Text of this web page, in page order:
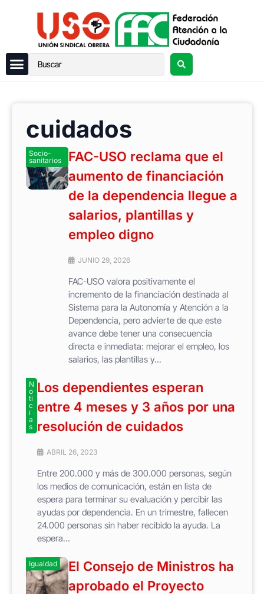
cuidados
Socio-
sanitarios
FAC-USO reclama que el
aumento de financiación
de la dependencia llegue a
salarios, plantillas y
empleo digno
JUNIO 29, 2026
FAC-USO valora positivamente el
incremento de la financiación destinada al
Sistema para la Autonomía y Atención a la
Dependencia, pero advierte de que este
avance debe tener una consecuencia
directa e inmediata: mejorar el empleo, los
salarios, las plantillas y...
N
o
ti
c
i
a
s
Los dependientes esperan
entre 4 meses y 3 años por una
resolución de cuidados
ABRIL 26, 2023
Entre 200.000 y más de 300.000 personas, según
los medios de comunicación, están en lista de
espera para terminar su evaluación y percibir las
ayudas por dependencia. En un trimestre, fallecen
24.000 personas sin haber recibido la ayuda. La
espera...
Igualdad
El Consejo de Ministros ha
aprobado el Proyecto